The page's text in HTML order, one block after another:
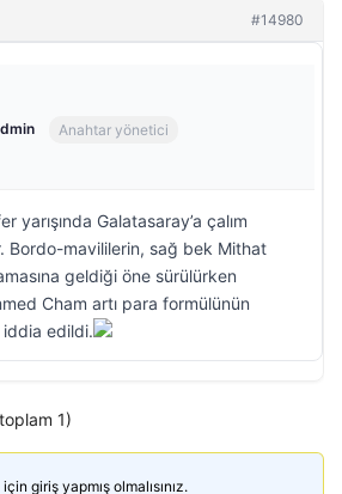
#14980
Anahtar yönetici
yarışında Galatasaray’a çalım
Bordo-mavililerin, sağ bek Mithat
geldiği öne sürülürken
Cham artı para formülünün
edildi.
1)
giriş yapmış olmalısınız.